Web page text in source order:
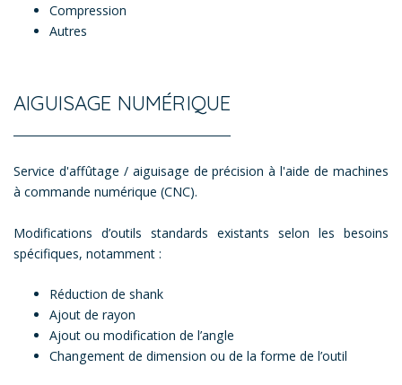
Compression
Autres
AIGUISAGE NUMÉRIQUE
Service d'affûtage / aiguisage de précision à l'aide de machines
à commande numérique (CNC).
Modifications d’outils standards existants selon les besoins
spécifiques, notamment :
Réduction de shank
Ajout de rayon
Ajout ou modification de l’angle
Changement de dimension ou de la forme de l’outil